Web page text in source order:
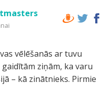
vēlēšanās ar tuvu
ziņām, ka varu
– kā zinātnieks. Pirmie